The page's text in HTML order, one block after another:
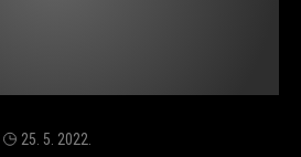
25. 5. 2022